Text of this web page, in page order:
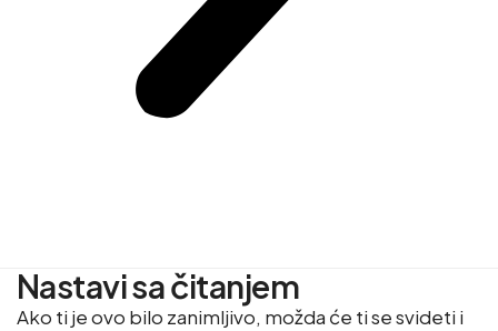
Nastavi sa čitanjem
Ako ti je ovo bilo zanimljivo, možda će ti se svideti i